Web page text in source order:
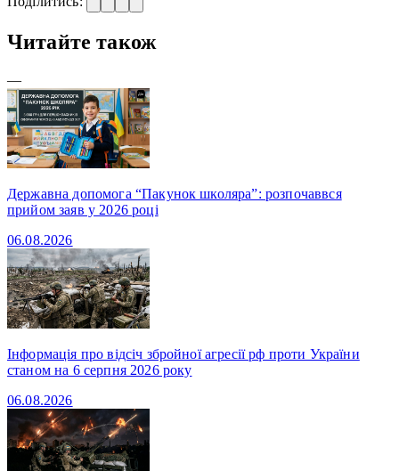
Читайте також
—
Державна допомога “Пакунок школяра”: розпочаввся
прийом заяв у 2026 році
06.08.2026
Інформація про відсіч збройної агресії рф проти України
станом на 6 серпня 2026 року
06.08.2026